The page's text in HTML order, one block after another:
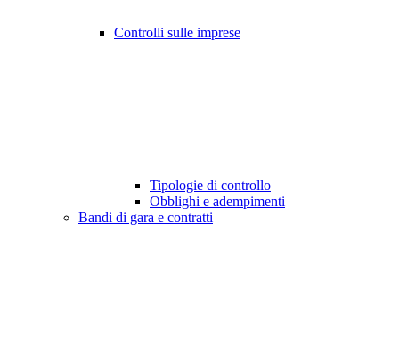
Controlli sulle imprese
Tipologie di controllo
Obblighi e adempimenti
Bandi di gara e contratti